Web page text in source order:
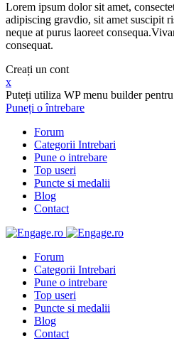
Lorem ipsum dolor sit amet,
adipiscing gravdio, sit amet suscipit
neque at purus laoreet
consequat.
Creați un cont
x
Puteți utiliza WP menu builder
Puneți o întrebare
Forum
Categorii Intrebari
Pune o intrebare
Top useri
Puncte si medalii
Blog
Contact
Forum
Categorii Intrebari
Pune o intrebare
Top useri
Puncte si medalii
Blog
Contact